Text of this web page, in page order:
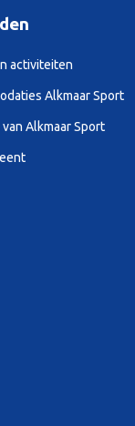
activiteiten
Alkmaar Sport
Alkmaar Sport